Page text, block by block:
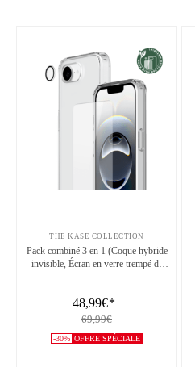
THE KASE COLLECTION
Pack combiné 3 en 1 (Coque hybride
invisible, Écran en verre trempé de
iPhone 16e/17e, Transparente
48,99€*
69,99€
-30% OFFRE SPÉCIALE